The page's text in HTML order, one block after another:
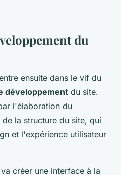
du
ensuite dans le vif du
développement du site.
l'élaboration du
de la structure du site, qui
et l'expérience utilisateur
créer une interface à la